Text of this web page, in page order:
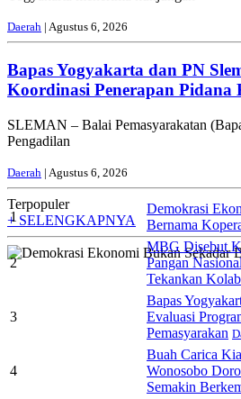
Daerah | Agustus 6, 2026
Bapas Yogyakarta dan PN
Koordinasi Penerapan Pidana
SLEMAN – Balai Pemasyarakatan
Pengadilan
Daerah | Agustus 6, 2026
Terpopuler
+ SELENGKAPNYA
1
Demokrasi
Bernama
2
MBG Disebut
Pangan
Tekankan
3
Bapas
Evaluasi
Pemasyarakan
4
Buah Carica
Wonosobo
Semakin